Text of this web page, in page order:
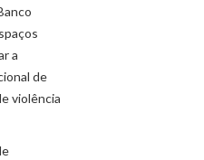
a
de
violência